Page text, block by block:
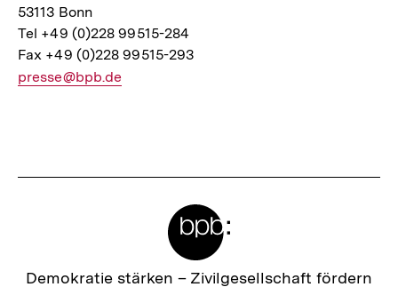
53113 Bonn
Tel +49 (0)228 99515-284
Fax +49 (0)228 99515-293
E-
presse@bpb.de
Zur
Demokratie stärken – Zivilgesellschaft fördern